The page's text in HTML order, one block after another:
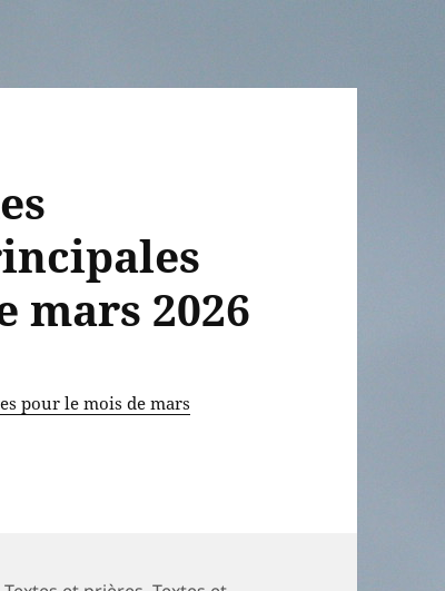
mars 2026
pour le mois de mars